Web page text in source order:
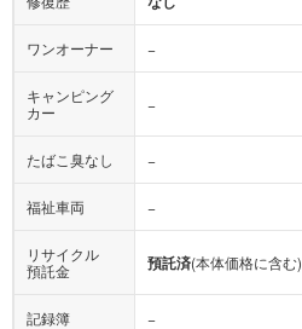
ワンオーナー −
キャンピング
カー
−
たばこ臭なし −
福祉車両 −
リサイクル
預託金
預託済(本体価格に含む)
記録簿 −